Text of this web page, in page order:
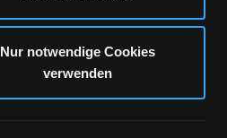
Nur notwendige Cookies
verwenden